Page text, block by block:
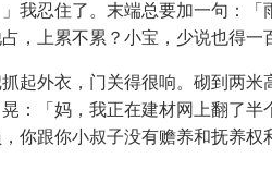
忍住了。末端总要加一句：「
，上累不累？小宝，少说也得
外衣，门关得很响。砌到两米
：「妈，我正在建材网上翻了
你跟你小叔子没有赡养和抚养权